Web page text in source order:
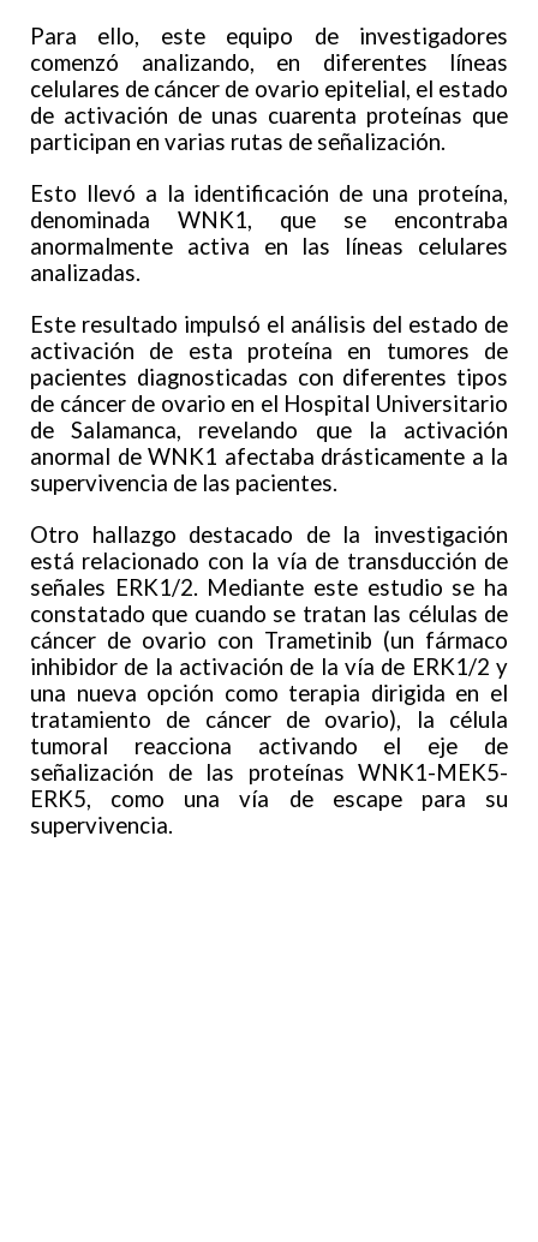
Para ello, este equipo de investigadores
comenzó analizando, en diferentes líneas
celulares de cáncer de ovario epitelial, el estado
de activación de unas cuarenta proteínas que
participan en varias rutas de señalización.
Esto llevó a la identificación de una proteína,
denominada WNK1, que se encontraba
anormalmente activa en las líneas celulares
analizadas.
Este resultado impulsó el análisis del estado de
activación de esta proteína en tumores de
pacientes diagnosticadas con diferentes tipos
de cáncer de ovario en el Hospital Universitario
de Salamanca, revelando que la activación
anormal de WNK1 afectaba drásticamente a la
supervivencia de las pacientes.
Otro hallazgo destacado de la investigación
está relacionado con la vía de transducción de
señales ERK1/2. Mediante este estudio se ha
constatado que cuando se tratan las células de
cáncer de ovario con Trametinib (un fármaco
inhibidor de la activación de la vía de ERK1/2 y
una nueva opción como terapia dirigida en el
tratamiento de cáncer de ovario), la célula
tumoral reacciona activando el eje de
señalización de las proteínas WNK1-MEK5-
ERK5, como una vía de escape para su
supervivencia.